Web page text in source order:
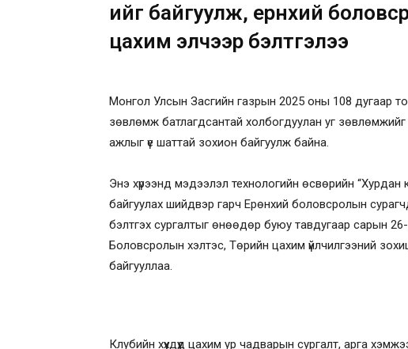
ийг байгуулж, ерөнхий
цахим элчээр бэлтгэлээ
Монгол Улсын Засгийн газрын 2025 оны 108 дугаар
зөвлөмж батлагдсантай холбогдуулан уг зөвлөмжийг
ажлыг үе шаттай зохион байгуулж байна.
Энэ хүрээнд мэдээлэл технологийн өсвөрийн “Хурдан
байгуулах шийдвэр гарч Ерөнхий боловсролын
бэлтгэх сургалтыг өнөөдөр буюу тавдугаар сарын
Боловсролын хэлтэс, Төрийн цахим үйлчилгээний
байгууллаа.
Клубийн хүүхдүүд цахим ур чадварын сургалт, арга